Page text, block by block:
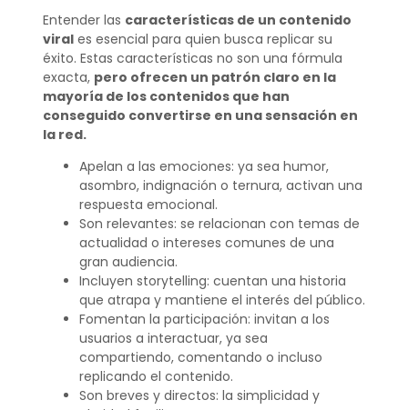
Entender las características de un contenido
virales esencial para quien busca replicar su
éxito. Estas características no son una fórmula
exacta, pero ofrecen un patrón claro en la
mayoría de los contenidos que han
conseguido convertirse en una sensación en
la red.
Apelan a las emociones: ya sea humor,
asombro, indignación o ternura, activan una
respuesta emocional.
Son relevantes: se relacionan con temas de
actualidad o intereses comunes de una
gran audiencia.
Incluyen storytelling: cuentan una historia
que atrapa y mantiene el interés del público.
Fomentan la participación: invitan a los
usuarios a interactuar, ya sea
compartiendo, comentando o incluso
replicando el contenido.
Son breves y directos: la simplicidad y